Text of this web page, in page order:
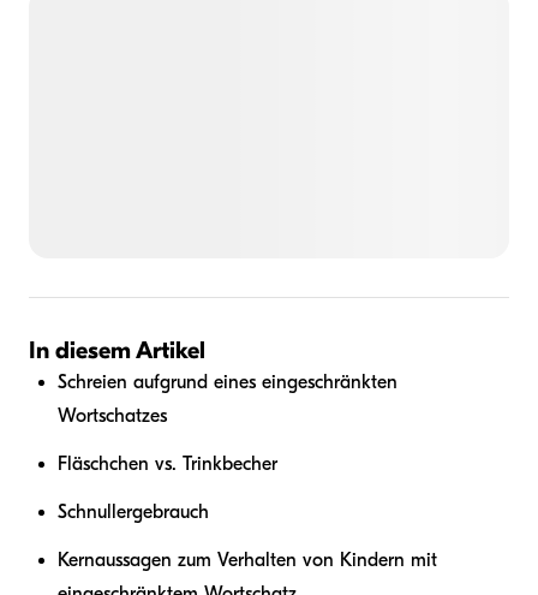
In diesem Artikel
Schreien aufgrund eines eingeschränkten
Wortschatzes
Fläschchen vs. Trinkbecher
Schnullergebrauch
Kernaussagen zum Verhalten von Kindern mit